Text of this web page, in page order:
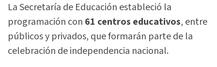
La Secretaría de Educación estableció la
programación con 61 centros educativos, entre
públicos y privados, que formarán parte de la
celebración de independencia nacional.